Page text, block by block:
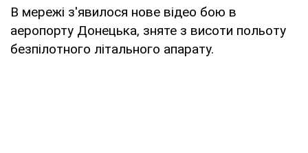
В мережі з'явилося нове відео бою в
аеропорту Донецька, зняте з висоти польоту
безпілотного літального апарату.